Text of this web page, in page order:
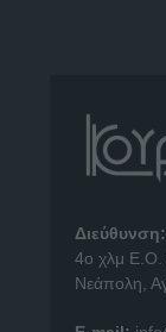
Διεύθυνση:
4o χλμ Ε.Ο.
Νεάπολη,